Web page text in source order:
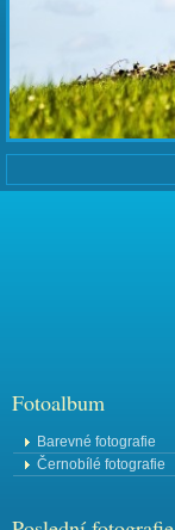
Fotoalbum
Barevné fotografie
Černobílé fotografie